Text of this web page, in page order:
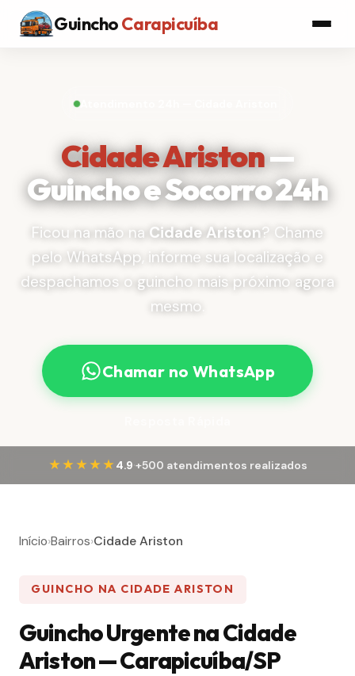
GuinchoCarapicuíba
Atendimento 24h — Cidade Ariston
Cidade Ariston—
Guincho e Socorro 24h
Ficou na mão na Cidade Ariston? Chame
pelo WhatsApp, informe sua localização e
despachamos o guincho mais próximo agora
mesmo.
Chamar no WhatsApp
★★★★★ 4.9·+500 atendimentos realizados
Início›Bairros›Cidade Ariston
GUINCHO NA CIDADE ARISTON
Guincho Urgente na Cidade
Ariston — Carapicuíba/SP